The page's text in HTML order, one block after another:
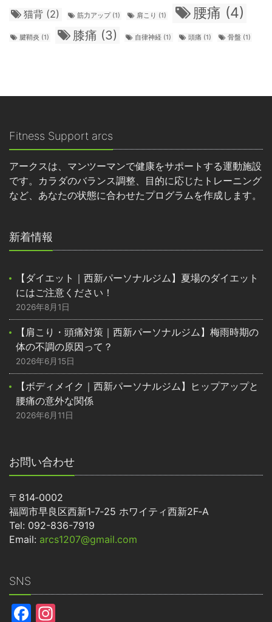
猫背 (2) 筋力アップ(1) 肩こり (1) 腰痛 (4)
腱鞘炎 (1) 膝痛 (3) 自律神経 (1) 頭痛 (1) 骨盤(1)
Fitness Support arcs
アークスは、マンツーマンで健康をサポートする運動施設
です。カラダのバランス調整、目的に応じたトレーニング
など、あなたの状態に合わせたプログラムを作成します。
新着情報
【ダイエット｜西新パーソナルジム】夏場のダイエット
にはご注意ください！
2026年8月1日
【肩こり・頭痛対策｜西新パーソナルジム】梅雨時期の
体の不調の原因って？
2026年6月15日
【ボディメイク｜西新パーソナルジム】ヒップアップと
腰痛の意外な関係
2026年6月11日
お問い合わせ
〒814‐0002
福岡市早良区西新1‐7‐25 ホワイティ西新2F‐A
Tel: 092-836-7919
Email: arcs1207@gmail.com
SNS
Facebook